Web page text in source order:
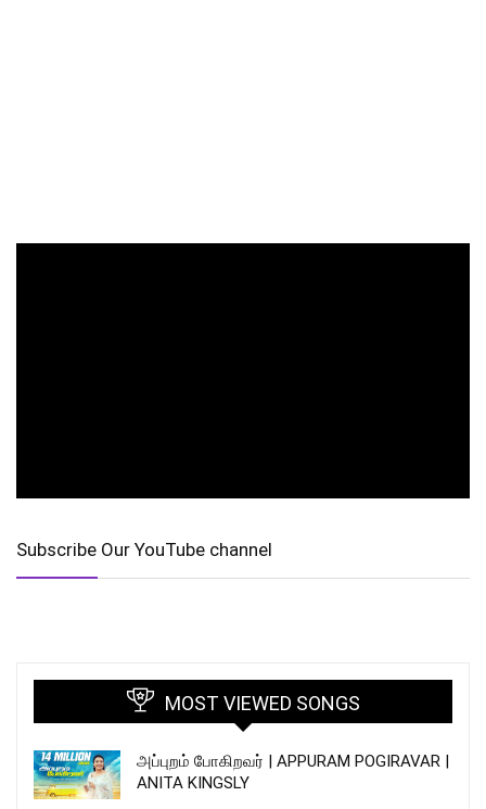
Subscribe Our YouTube channel
MOST VIEWED SONGS
அப்புறம் போகிறவர் | APPURAM POGIRAVAR |
ANITA KINGSLY